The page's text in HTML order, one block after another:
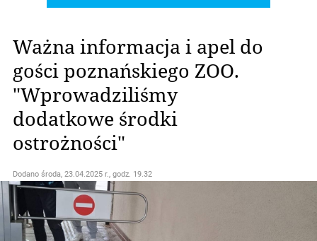
Ważna informacja i apel do
gości poznańskiego ZOO.
"Wprowadziliśmy
dodatkowe środki
ostrożności"
Dodano środa, 23.04.2025 r., godz. 19.32